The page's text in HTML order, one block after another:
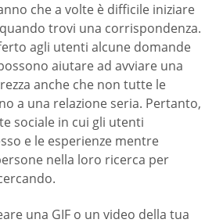
che a volte è difficile iniziare
trovi una corrispondenza.
agli utenti alcune domande
aiutare ad avviare una
anche che non tutte le
a una relazione seria. Pertanto,
sociale in cui gli utenti
e le esperienze mentre
nella loro ricerca per
una GIF o un video della tua